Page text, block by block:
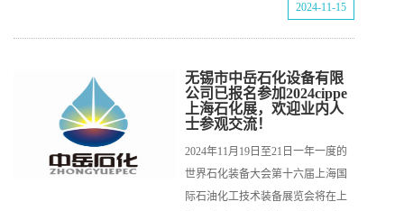
2024-11-15
无锡市中岳石化设备有限
公司已报名参加2024cippe
上海石化展，欢迎业内人
士参观交流！
2024年11月19日至21日一年一度的
世界石化装备大会第十六届上海国
际石油化工技术装备展览会将在上